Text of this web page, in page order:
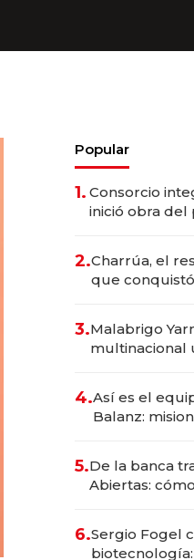
Popular
1. Consorcio
inició obra
millones
2.Charrúa, el
que
prepara
3.Malabrigo
multinacional
4.Así es el
Balanz:
5.De la banca
Abiertas:
6.Sergio Fogel